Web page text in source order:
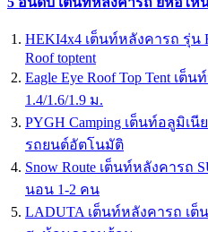
HEKI4x4 เต็นท์หลังคารถ รุ่น
Roof toptent
Eagle Eye Roof Top Tent เ
1.4/1.6/1.9 ม.
PYGH Camping เต็นท์อลูมิเ
รถยนต์อัตโนมัติ
Snow Route เต็นท์หลังคารถ
นอน 1-2 คน
LADUTA เต็นท์หลังคารถ เ